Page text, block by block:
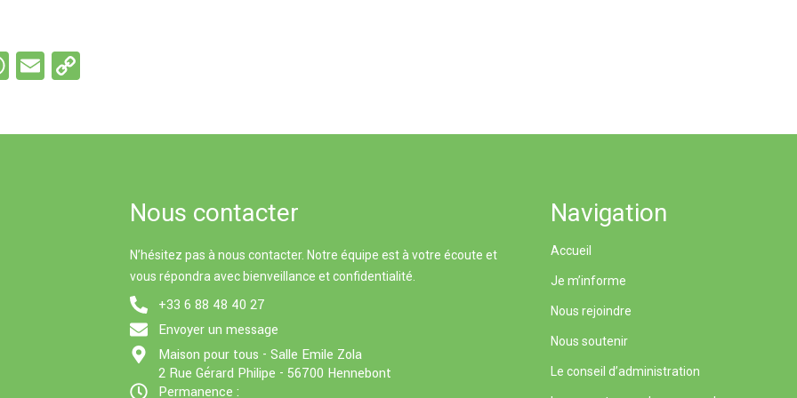
W E
Nous contacter
N’hésitez pas à nous contacter. Notre équipe est à votre écoute et
vous répondra avec bienveillance et confidentialité.
+33 6 88 48 40 27
Envoyer un message
Maison pour tous - Salle Emile Zola
2 Rue Gérard Philipe - 56700 Hennebont
Permanence :
Navigation
Accueil
Je m’informe
Nous rejoindre
Nous soutenir
Le conseil d’administration